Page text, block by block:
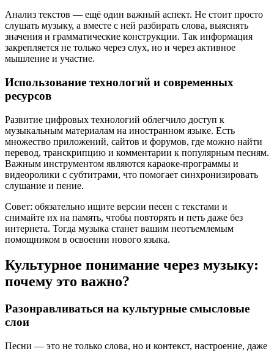
Анализ текстов — ещё один важный аспект. Не стоит просто
слушать музыку, а вместе с ней разбирать слова, выяснять
значения и грамматические конструкции. Так информация
закрепляется не только через слух, но и через активное
мышление и участие.
Использование технологий и современных
ресурсов
Развитие цифровых технологий облегчило доступ к
музыкальным материалам на иностранном языке. Есть
множество приложений, сайтов и форумов, где можно найти
перевод, транскрипцию и комментарии к популярным песням.
Важным инструментом являются караоке-программы и
видеоролики с субтитрами, что помогает синхронизировать
слушание и пение.
Совет: обязательно ищите версии песен с текстами и
снимайте их на память, чтобы повторять и петь даже без
интернета. Тогда музыка станет вашим неотъемлемым
помощником в освоении нового языка.
Культурное понимание через музыку:
почему это важно?
Разонравливаться на культурные смысловые
слои
Песни — это не только слова, но и контекст, настроение, даже